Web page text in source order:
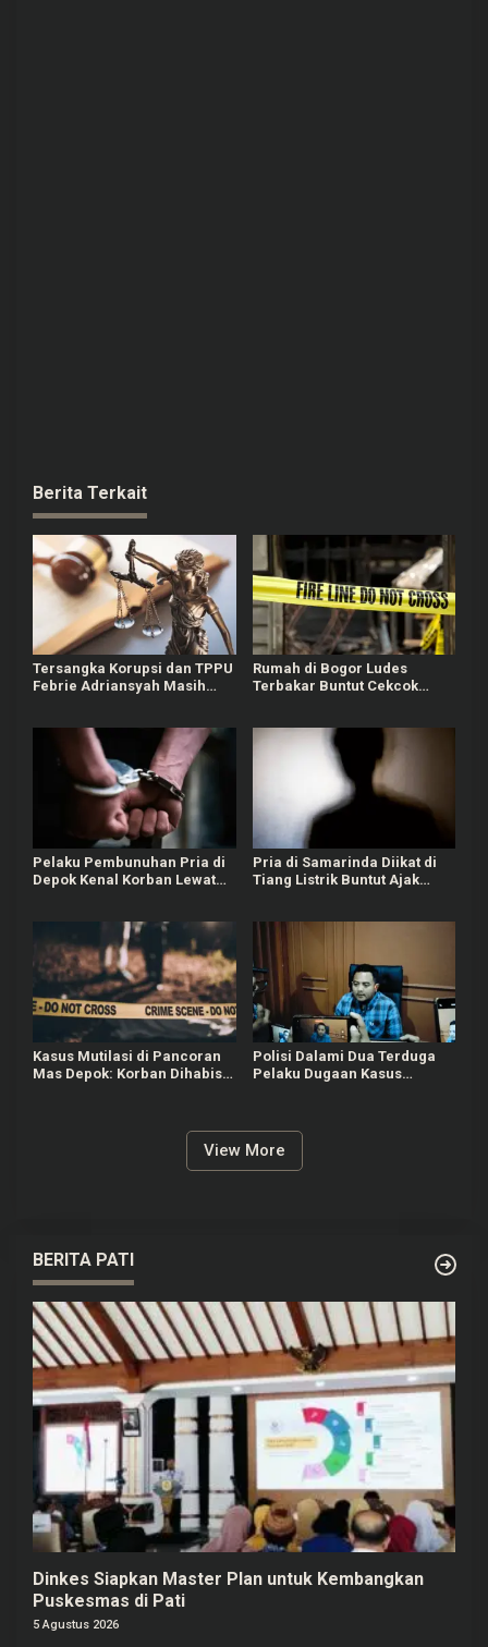
Berita Terkait
Tersangka Korupsi dan TPPU
Febrie Adriansyah Masih
Rumah di Bogor Ludes
Terbakar Buntut Cekcok
Pelaku Pembunuhan Pria di
Depok Kenal Korban Lewat
Pria di Samarinda Diikat di
Tiang Listrik Buntut Ajak
Kasus Mutilasi di Pancoran
Mas Depok: Korban Dihabisi
Polisi Dalami Dua Terduga
Pelaku Dugaan Kasus
View More
BERITA PATI
Dinkes Siapkan Master Plan untuk Kembangkan
Puskesmas di Pati
5 Agustus 2026